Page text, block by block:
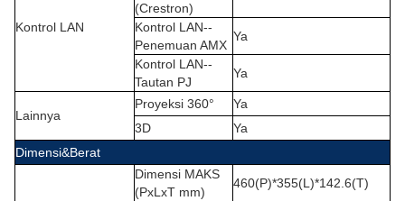
Kontrol LAN
(Crestron)
Kontrol LAN--
Penemuan AMX
Ya
Kontrol LAN--
Tautan PJ
Ya
Lainnya
Proyeksi 360°
Ya
3D
Ya
Dimensi&Berat
Dimensi MAKS
(PxLxT mm)
460(P)*355(L)*142.6(T)